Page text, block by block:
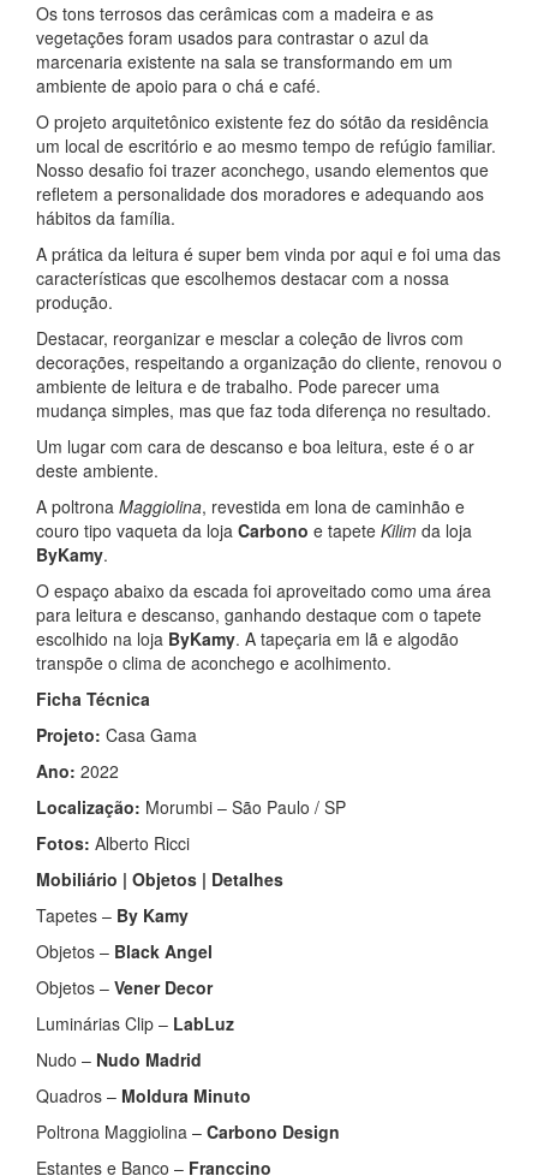
Os tons terrosos das cerâmicas com a madeira e as
vegetações foram usados para contrastar o azul da
marcenaria existente na sala se transformando em um
ambiente de apoio para o chá e café.
O projeto arquitetônico existente fez do sótão da residência
um local de escritório e ao mesmo tempo de refúgio familiar.
Nosso desafio foi trazer aconchego, usando elementos que
refletem a personalidade dos moradores e adequando aos
hábitos da família.
A prática da leitura é super bem vinda por aqui e foi uma das
características que escolhemos destacar com a nossa
produção.
Destacar, reorganizar e mesclar a coleção de livros com
decorações, respeitando a organização do cliente, renovou o
ambiente de leitura e de trabalho. Pode parecer uma
mudança simples, mas que faz toda diferença no resultado.
Um lugar com cara de descanso e boa leitura, este é o ar
deste ambiente.
A poltrona Maggiolina, revestida em lona de caminhão e
couro tipo vaqueta da loja Carbono e tapete Kilim da loja
ByKamy.
O espaço abaixo da escada foi aproveitado como uma área
para leitura e descanso, ganhando destaque com o tapete
escolhido na loja ByKamy. A tapeçaria em lã̃ e algodão
transpõe o clima de aconchego e acolhimento.
Ficha Técnica
Projeto: Casa Gama
Ano: 2022
Localização: Morumbi – São Paulo / SP
Fotos: Alberto Ricci
Mobiliário | Objetos | Detalhes
Tapetes – By Kamy
Objetos – Black Angel
Objetos – Vener Decor
Luminárias Clip – LabLuz
Nudo – Nudo Madrid
Quadros – Moldura Minuto
Poltrona Maggiolina – Carbono Design
Estantes e Banco – Franccino